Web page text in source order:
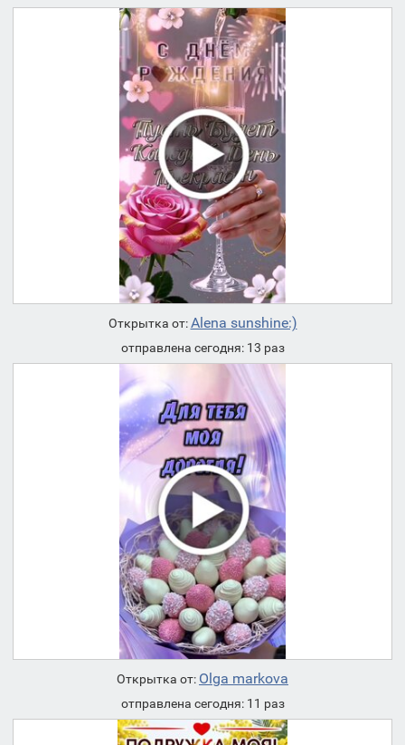
Открытка от:Alena sunshine:)
отправлена сегодня: 13 раз
Открытка от: Olga markova
отправлена сегодня: 11 раз